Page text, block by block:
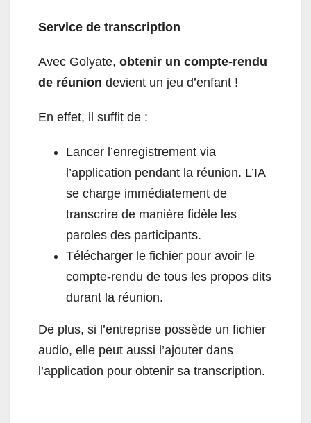
Service de transcription
Avec Golyate, obtenir un compte-rendu
de réunion devient un jeu d’enfant !
En effet, il suffit de :
Lancer l’enregistrement via
l’application pendant la réunion. L’IA
se charge immédiatement de
transcrire de manière fidèle les
paroles des participants.
Télécharger le fichier pour avoir le
compte-rendu de tous les propos dits
durant la réunion.
De plus, si l’entreprise possède un fichier
audio, elle peut aussi l’ajouter dans
l’application pour obtenir sa transcription.